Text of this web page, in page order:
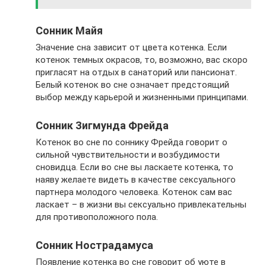
Сонник Майя
Значение сна зависит от цвета котенка. Если
котенок темных окрасов, то, возможно, вас скоро
пригласят на отдых в санаторий или пансионат.
Белый котенок во сне означает предстоящий
выбор между карьерой и жизненными принципами.
Сонник Зигмунда Фрейда
Котенок во сне по соннику Фрейда говорит о
сильной чувствительности и возбудимости
сновидца. Если во сне вы ласкаете котенка, то
наяву желаете видеть в качестве сексуального
партнера молодого человека. Котенок сам вас
ласкает – в жизни вы сексуально привлекательны
для противоположного пола.
Сонник Нострадамуса
Появление котенка во сне говорит об уюте в